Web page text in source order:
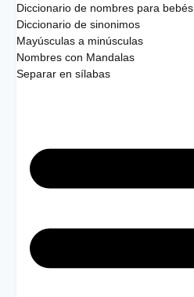
Diccionario de nombres para bebés
Diccionario de sinonimos
Mayúsculas a minúsculas
Nombres con Mandalas
Separar en sílabas